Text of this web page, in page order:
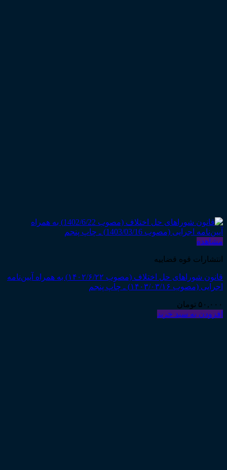
مشاهده
انتشارات قوه قضاییه
قانون شوراهای حل اختلاف (مصوب ۱۴۰۲/۶/۲۲) به همراه آیین‌نامه
اجرایی (مصوب ۱۴۰۳/۰۳/۱۶) ـ چاپ پنجم
۵۰,۰۰۰ تومان
افزودن به سبد خرید